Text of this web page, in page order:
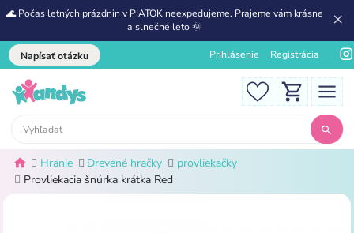
🌊 Počas letných prázdnin v PIATOK neexpedujeme. Prajeme vám krásne
a slnečné leto 🌞
Napísať otázku Prihlásenie Registrácia
Hranie Drevené hračky
provliekačky
Provliekacia šnúrka krátka Red